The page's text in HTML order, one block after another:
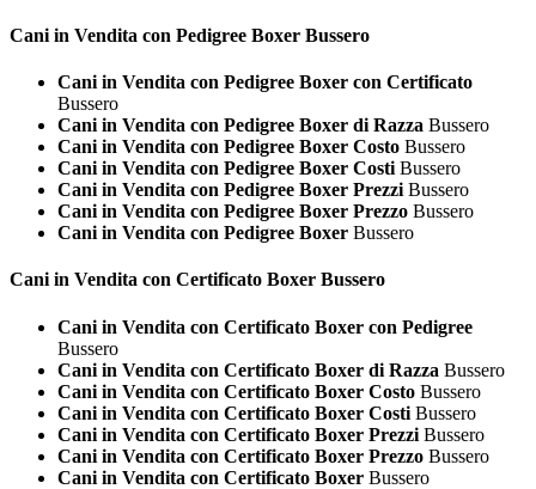
Cani in Vendita con Pedigree Boxer Bussero
Cani in Vendita con Pedigree Boxer con Certificato
Bussero
Cani in Vendita con Pedigree Boxer di Razza Bussero
Cani in Vendita con Pedigree Boxer Costo Bussero
Cani in Vendita con Pedigree Boxer Costi Bussero
Cani in Vendita con Pedigree Boxer Prezzi Bussero
Cani in Vendita con Pedigree Boxer Prezzo Bussero
Cani in Vendita con Pedigree Boxer Bussero
Cani in Vendita con Certificato Boxer Bussero
Cani in Vendita con Certificato Boxer con Pedigree
Bussero
Cani in Vendita con Certificato Boxer di Razza Bussero
Cani in Vendita con Certificato Boxer Costo Bussero
Cani in Vendita con Certificato Boxer Costi Bussero
Cani in Vendita con Certificato Boxer Prezzi Bussero
Cani in Vendita con Certificato Boxer Prezzo Bussero
Cani in Vendita con Certificato Boxer Bussero